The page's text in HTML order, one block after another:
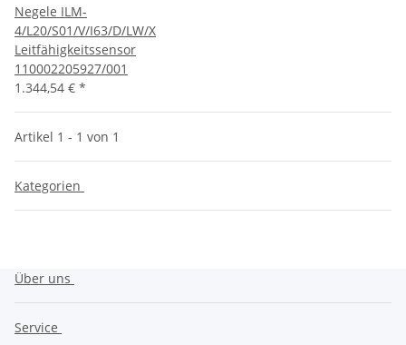
Negele ILM-
4/L20/S01/V/I63/D/LW/X
Leitfähigkeitssensor
110002205927/001
1.344,54 € *
Artikel 1 - 1 von 1
Kategorien
Über uns
Service